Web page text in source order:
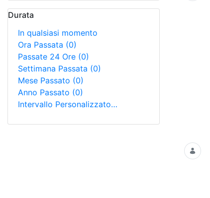
Durata
In qualsiasi momento
Ora Passata (0)
Passate 24 Ore (0)
Settimana Passata (0)
Mese Passato (0)
Anno Passato (0)
Intervallo Personalizzato…